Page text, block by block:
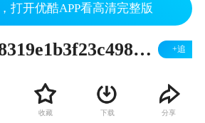
打开优酷APP看高清完整版
05577f880a08319e1b3f23c498ddf890 +追
收藏 下载 分享